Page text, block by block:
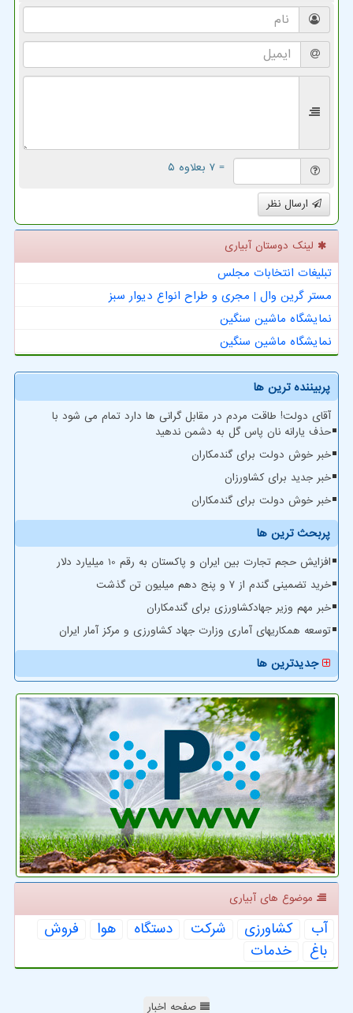
= ۷ بعلاوه ۵
ارسال نظر
لینک دوستان آبیاری
تبلیغات انتخابات مجلس
مستر گرین وال | مجری و طراح انواع دیوار سبز
نمایشگاه ماشین سنگین
نمایشگاه ماشین سنگین
پربیننده ترین ها
آقای دولت! طاقت مردم در مقابل گرانی ها دارد تمام می شود با
حذف یارانه نان پاس گل به دشمن ندهید
خبر خوش دولت برای گندمکاران
خبر جدید برای کشاورزان
خبر خوش دولت برای گندمکاران
پربحث ترین ها
افزایش حجم تجارت بین ایران و پاکستان به رقم 10 میلیارد دلار
خرید تضمینی گندم از ۷ و پنج دهم میلیون تن گذشت
خبر مهم وزیر جهادکشاورزی برای گندمکاران
توسعه همکاریهای آماری وزارت جهاد کشاورزی و مرکز آمار ایران
جدیدترین ها
موضوع های آبیاری
آب كشاورزی شركت دستگاه هوا
فروش
باغ
خدمات
صفحه اخبار